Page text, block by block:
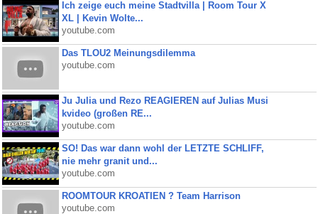
Ich zeige euch meine Stadtvilla | Room Tour X
XL | Kevin Wolte...
youtube.com
Das TLOU2 Meinungsdilemma
youtube.com
Ju Julia und Rezo REAGIEREN auf Julias Musi
kvideo (großen RE...
youtube.com
SO! Das war dann wohl der LETZTE SCHLIFF,
nie mehr granit und...
youtube.com
ROOMTOUR KROATIEN ? Team Harrison
youtube.com